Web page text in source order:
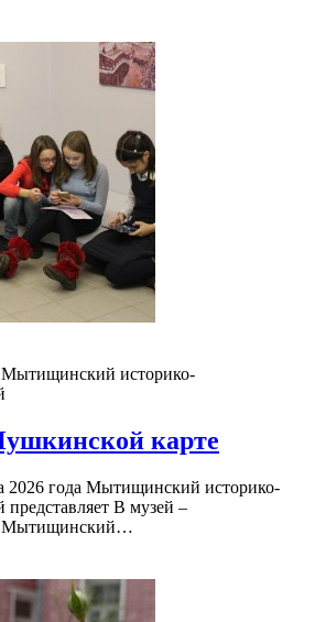
Мытищинский историко-
карте
2026 года Мытищинский историко-
В музей –
Мытищинский…